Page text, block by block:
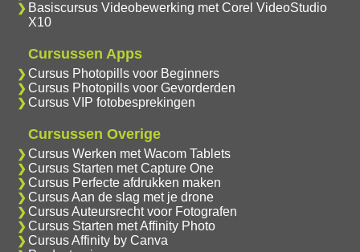
Basiscursus Videobewerking met Corel VideoStudio
X10
Cursussen Apps
Cursus Photopills voor Beginners
Cursus Photopills voor Gevorderden
Cursus VIP fotobesprekingen
Cursussen Overige
Cursus Werken met Wacom Tablets
Cursus Starten met Capture One
Cursus Perfecte afdrukken maken
Cursus Aan de slag met je drone
Cursus Auteursrecht voor Fotografen
Cursus Starten met Affinity Photo
Cursus Affinity by Canva